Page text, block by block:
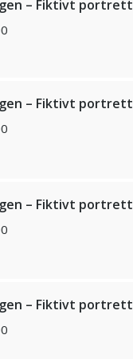
– Fiktivt portrett
– Fiktivt portrett
– Fiktivt portrett
– Fiktivt portrett